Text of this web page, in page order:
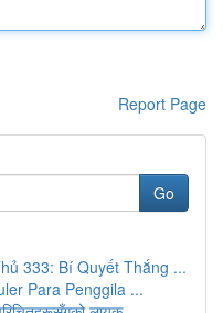
Report Page
Go
333: Bí Quyết Thắng ...
Para Penggila ...